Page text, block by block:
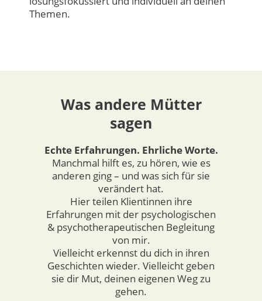
Themen.
Was andere Mütter
sagen
Echte Erfahrungen. Ehrliche Worte.
Manchmal hilft es, zu hören, wie es
anderen ging – und was sich für sie
verändert hat.
Hier teilen Klientinnen ihre
Erfahrungen mit der psychologischen
& psychotherapeutischen Begleitung
von mir.
Vielleicht erkennst du dich in ihren
Geschichten wieder. Vielleicht geben
sie dir Mut, deinen eigenen Weg zu
gehen.